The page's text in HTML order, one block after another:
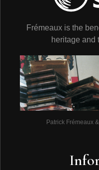
Frémeaux is the
heritage and
Patrick Frémeaux